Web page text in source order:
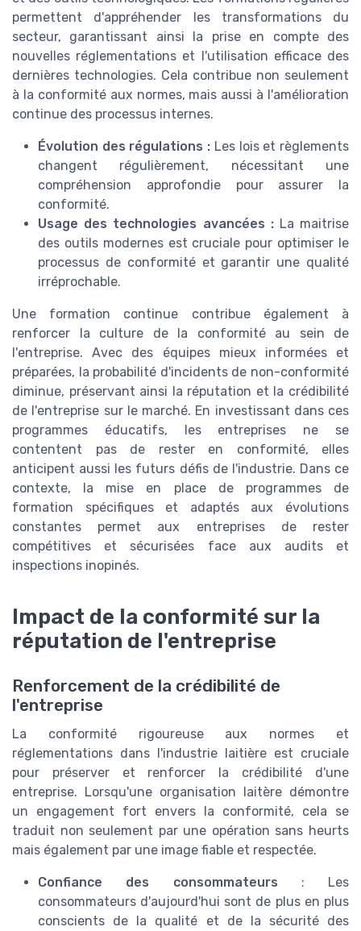
permettent d'appréhender les transformations du
secteur, garantissant ainsi la prise en compte des
nouvelles réglementations et l'utilisation efficace des
dernières technologies. Cela contribue non seulement
à la conformité aux normes, mais aussi à l'amélioration
continue des processus internes.
Évolution des régulations : Les lois et règlements
changent régulièrement, nécessitant une
compréhension approfondie pour assurer la
conformité.
Usage des technologies avancées :La maitrise
des outils modernes est cruciale pour optimiser le
processus de conformité et garantir une qualité
irréprochable.
Une formation continue contribue également à
renforcer la culture de la conformité au sein de
l'entreprise. Avec des équipes mieux informées et
préparées, la probabilité d'incidents de non-conformité
diminue, préservant ainsi la réputation et la crédibilité
de l'entreprise sur le marché. En investissant dans ces
programmes éducatifs, les entreprises ne se
contentent pas de rester en conformité, elles
anticipent aussi les futurs défis de l'industrie. Dans ce
contexte, la mise en place de programmes de
formation spécifiques et adaptés aux évolutions
constantes permet aux entreprises de rester
compétitives et sécurisées face aux audits et
inspections inopinés.
Impact de la conformité sur la
réputation de l'entreprise
Renforcement de la crédibilité de
l'entreprise
La conformité rigoureuse aux normes et
réglementations dans l'industrie laitière est cruciale
pour préserver et renforcer la crédibilité d'une
entreprise. Lorsqu'une organisation laitère démontre
un engagement fort envers la conformité, cela se
traduit non seulement par une opération sans heurts
mais également par une image fiable et respectée.
Confiance des consommateurs : Les
consommateurs d'aujourd'hui sont de plus en plus
conscients de la qualité et de la sécurité des